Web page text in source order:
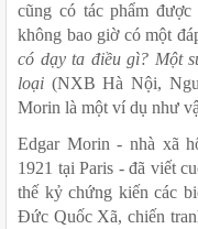
cũng có tác phẩm
không bao giờ có một
có dạy ta điều gì? Một
loại (NXB Hà Nội,
Morin là một ví dụ như
Edgar Morin - nhà xã
1921 tại Paris - đã viết
thế kỷ chứng kiến các
Đức Quốc Xã, chiến